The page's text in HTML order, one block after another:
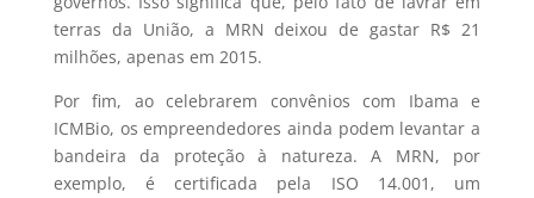
terras da União, a MRN deixou de gastar R$ 21
milhões, apenas em 2015.
Por fim, ao celebrarem convênios com Ibama e
ICMBio, os empreendedores ainda podem levantar a
bandeira da proteção à natureza. A MRN, por
exemplo, é certificada pela ISO 14.001, um